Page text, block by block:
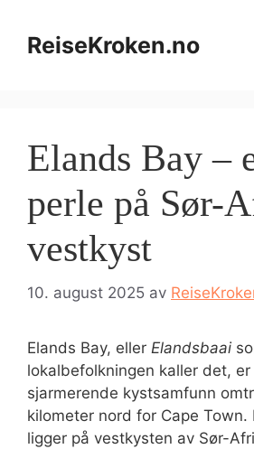
innholdReiseKroken.no
Elands Bay –
perle på Sør-
vestkyst
10. august 2025 av
Elands Bay, eller Elandsbaai
lokalbefolkningen kaller det,
sjarmerende kystsamfunn
kilometer nord for Cape Town.
ligger på vestkysten av Sør-